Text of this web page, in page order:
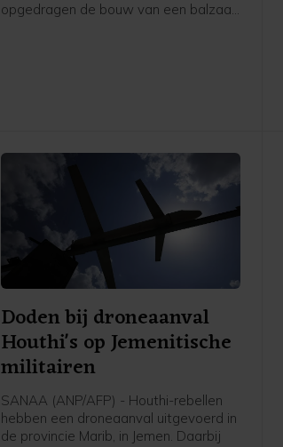
opgedragen de bouw van een balzaal
Doden bij droneaanval
Houthi's op Jemenitische
militairen
SANAA (ANP/AFP) - Houthi-rebellen
hebben een droneaanval uitgevoerd in
de provincie Marib, in Jemen. Daarbij